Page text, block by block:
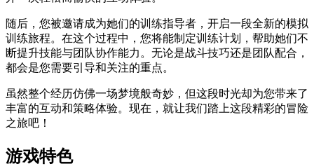
随后，您被邀请成为她们的训练指导者，开启一段全新的模拟
训练旅程。在这个过程中，您将能制定训练计划，帮助她们不
断提升技能与团队协作能力。无论是战斗技巧还是团队配合，
都会是您需要引导和关注的重点。
虽然整个经历仿佛一场梦境般奇妙，但这段时光却为您带来了
丰富的互动和策略体验。现在，就让我们踏上这段精彩的冒险
之旅吧！
游戏特色